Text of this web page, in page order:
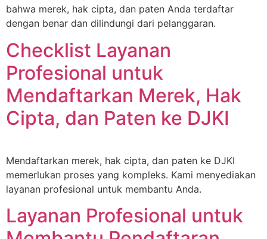
bahwa merek, hak cipta, dan paten Anda terdaftar
dengan benar dan dilindungi dari pelanggaran.
Checklist Layanan
Profesional untuk
Mendaftarkan Merek, Hak
Cipta, dan Paten ke DJKI
Mendaftarkan merek, hak cipta, dan paten ke DJKI
memerlukan proses yang kompleks. Kami menyediakan
layanan profesional untuk membantu Anda.
Layanan Profesional untuk